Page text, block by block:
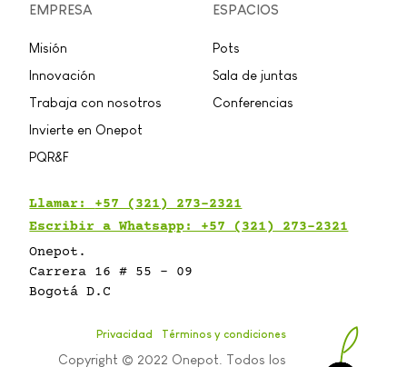
EMPRESA
Misión
Innovación
Trabaja con nosotros
Invierte en Onepot
PQR&F
ESPACIOS
Pots
Sala de juntas
Conferencias
Llamar: +57 (321) 273-2321
Escribir a Whatsapp: +57 (321) 273-2321
Onepot.
Carrera 16 # 55 - 09
Bogotá D.C
Privacidad Términos y condiciones
Copyright © 2022 Onepot. Todos los